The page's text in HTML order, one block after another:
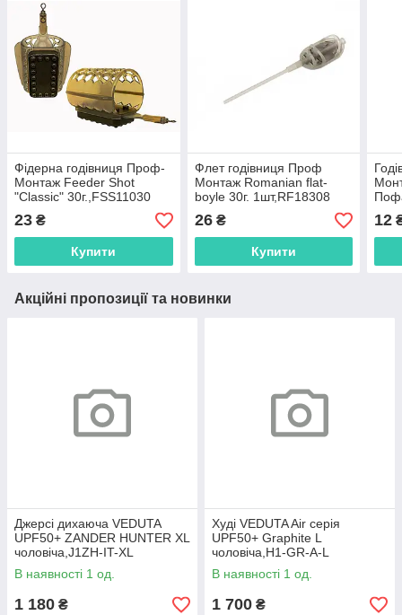
Фідерна годівниця Проф-
Монтаж Feeder Shot
"Classic" 30г.,FSS11030
23 ₴
Купити
Флет годівниця Проф
Монтаж Romanian flat-
boyle 30г. 1шт,RF18308
26₴
Купити
12
Акційні пропозиції та новинки
Джерсі дихаюча VEDUTA
UPF50+ ZANDER HUNTER XL
чоловіча,J1ZH-IT-XL
В наявності 1 од.
1 180 ₴
Худі VEDUTA Air серія
UPF50+ Graphite L
чоловіча,H1-GR-A-L
В наявності 1 од.
1 700 ₴